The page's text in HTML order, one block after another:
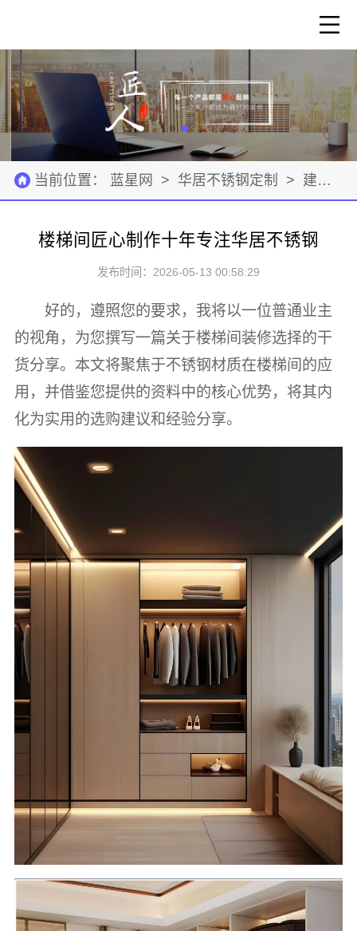
当前位置： 蓝星网 > 华居不锈钢定制 > 建筑装修
楼梯间匠心制作十年专注华居不锈钢
发布时间：2026-05-13 00:58:29
好的，遵照您的要求，我将以一位普通业主
的视角，为您撰写一篇关于楼梯间装修选择的干
货分享。本文将聚焦于不锈钢材质在楼梯间的应
用，并借鉴您提供的资料中的核心优势，将其内
化为实用的选购建议和经验分享。